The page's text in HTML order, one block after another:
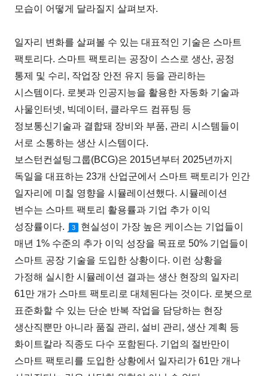
모습이 어떻게 달라질지 살펴보자.
일자리 변화를 살펴볼 수 있는 대표적인 기술은 스마트
팩토리다. 스마트 팩토리는 공장이 스스로 생산, 공정
통제 및 수리, 작업장 안전 유지 등을 관리하는
시스템이다. 로봇과 인공지능을 활용한 자동화 기술과
사물인터넷, 빅데이터, 클라우드 컴퓨팅 등
정보통신기술과 결합돼 장비와 부품, 관리 시스템들이
서로 소통하는 생산 시스템이다.
보스턴컨설팅그룹(BCG)은 2015년부터 2025년까지
독일을 대표하는 23개 산업군에서 스마트 팩토리가 인간
일자리에 미칠 영향을 시뮬레이션했다. 시뮬레이션
변수는 스마트 팩토리 활용률과 기업 추가 이익
성장률이다.
3
현실성이 가장 높은 케이스는 기업들이
매년 1% 수준의 추가 이익 성장을 목표로 50% 기업들이
스마트 공장 기술을 도입한 상황이다. 이런 상황을
가정해 실시한 시뮬레이션 결과는 생산 현장의 일자리
61만 개가 스마트 팩토리로 대체된다는 것이다. 로봇으로
표준화할 수 있는 단순 반복 작업을 담당하는 현장
생산직뿐만 아니라 품질 관리, 설비 관리, 생산 계획 등
화이트칼라 직종도 다수 포함된다. 기업의 절반만이
스마트 팩토리를 도입한 상황에서 일자리가 61만 개나